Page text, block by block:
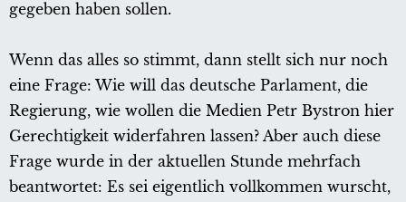
gegeben haben sollen.
Wenn das alles so stimmt, dann stellt sich nur noch
eine Frage: Wie will das deutsche Parlament, die
Regierung, wie wollen die Medien Petr Bystron hier
Gerechtigkeit widerfahren lassen? Aber auch diese
Frage wurde in der aktuellen Stunde mehrfach
beantwortet: Es sei eigentlich vollkommen wurscht,